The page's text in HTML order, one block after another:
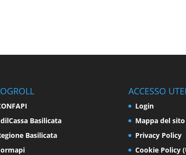
Basilicata
Basilicata
ACCESSO
Login
Mappa del sito
Privacy Policy
Cookie Policy